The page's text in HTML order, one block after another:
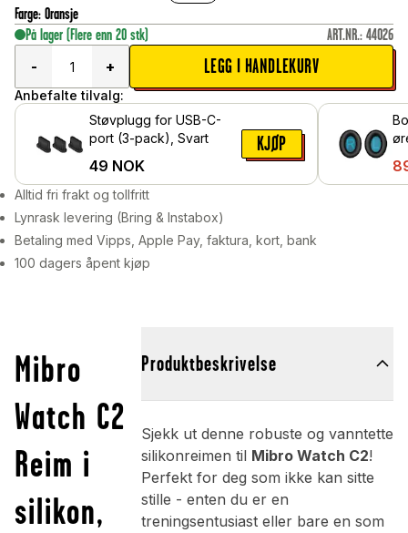
Farge: Oransje
På lager (Flere enn 20 stk) ART.NR.: 44026
-
+ LEGG I HANDLEKURV
Anbefalte tilvalg:
Støvplugg for USB-C-
port (3-pack), Svart
49 NOK
KJØP
Alltid fri frakt og tollfritt
Lynrask levering (Bring & Instabox)
Betaling med Vipps, Apple Pay, faktura, kort, bank
100 dagers åpent kjøp
Mibro
Watch C2
Reim i
silikon,
Produktbeskrivelse
Sjekk ut denne robuste og vanntette
silikonreimen til Mibro Watch C2!
Perfekt for deg som ikke kan sitte
stille - enten du er en
treningsentusiast eller bare en som